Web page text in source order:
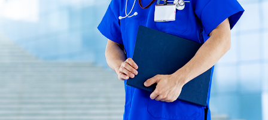
電子カルテ・ICT 医療機器・事務機器
集患のコツ